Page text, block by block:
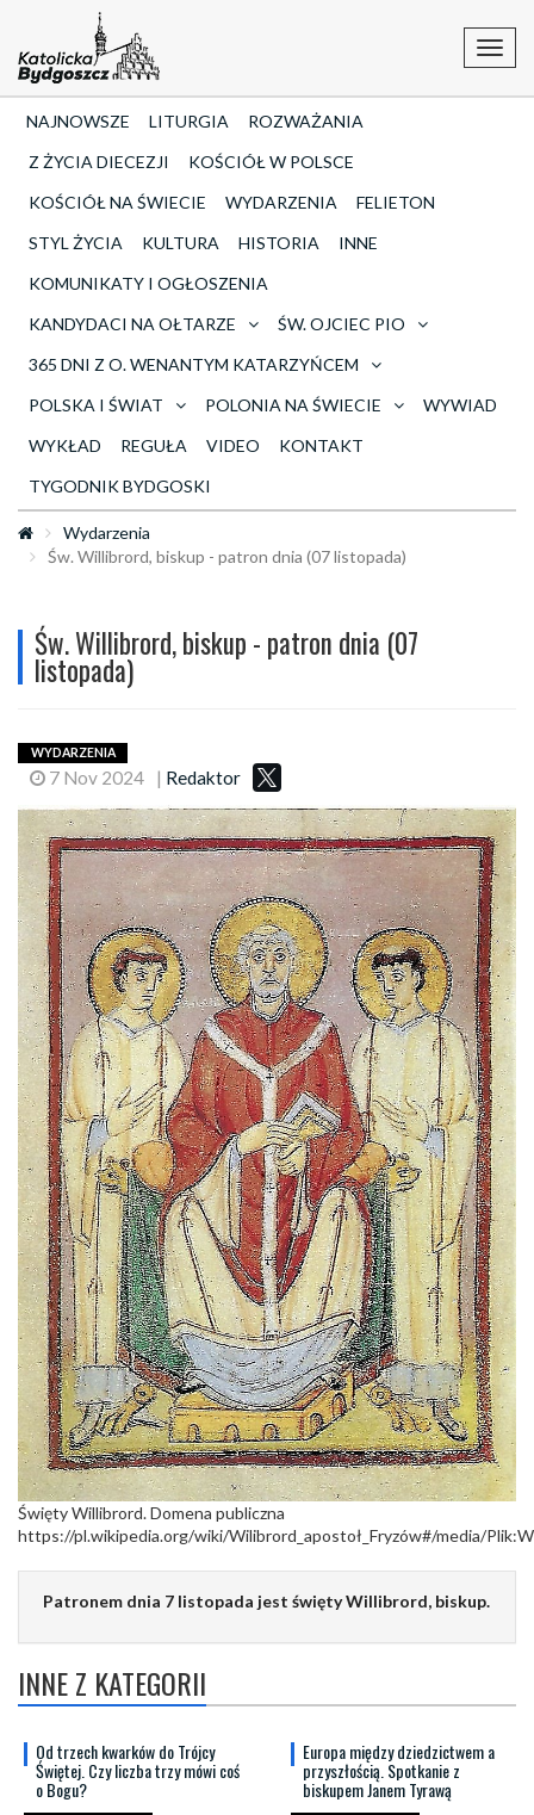
NAJNOWSZE LITURGIA
ROZWAŻANIA
Z ŻYCIA DIECEZJI
KOŚCIÓŁ W POLSCE
KOŚCIÓŁ NA ŚWIECIE
WYDARZENIA
FELIETON
STYL ŻYCIA
KULTURA HISTORIA
INNE
KOMUNIKATY I OGŁOSZENIA
KANDYDACI NA OŁTARZE
ŚW. OJCIEC PIO
365 DNI Z O. WENANTYM KATARZYŃCEM
POLSKA I ŚWIAT
POLONIA NA ŚWIECIE
WYWIAD
WYKŁAD
REGUŁA VIDEO
KONTAKT
TYGODNIK BYDGOSKI
Wydarzenia
Św. Willibrord, biskup - patron dnia (07 listopada)
Św. Willibrord, biskup - patron dnia (07
listopada)
WYDARZENIA
7 Nov 2024 | Redaktor
Święty Willibrord. Domena publiczna
https://pl.wikipedia.org/wiki/Wilibrord_apostoł_Fryzów#/media/
Patronem dnia 7 listopada jest święty Willibrord, biskup.
INNE Z KATEGORII
Od trzech kwarków do Trójcy
Świętej. Czy liczba trzy mówi coś
o Bogu?
Europa między dziedzictwem a
przyszłością. Spotkanie z
biskupem Janem Tyrawą